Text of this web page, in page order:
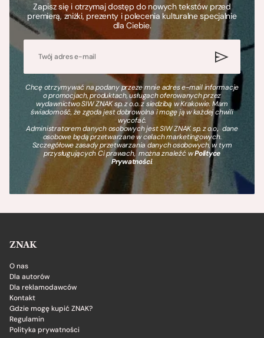
Zapisz się i otrzymaj dostęp do nowych tekstów przed
premierą, zniżki, prezenty i polecenia kulturalne specjalnie
dla Ciebie.
Chcę otrzymywać na podany przeze mnie adres e-mail informacje
o promocjach, produktach, usługach oferowanych przez
wydawnictwo SIW ZNAK sp. z o.o. z siedzibą w Krakowie. Mam
świadomość, że zgoda jest dobrowolna i mogę ją w każdej chwili
wycofać.
Administratorem danych osobowych jest SIW ZNAK sp. z o.o., dane
osobowe będą przetwarzane w celach marketingowych.
Szczegółowe zasady przetwarzania danych osobowych, w tym
przysługujących Ci prawach, można znaleźć wPolityce
Prywatności.
ZNAK
O nas
Dla autorów
Dla reklamodawców
Kontakt
Gdzie mogę kupić ZNAK?
Regulamin
Polityka prywatności